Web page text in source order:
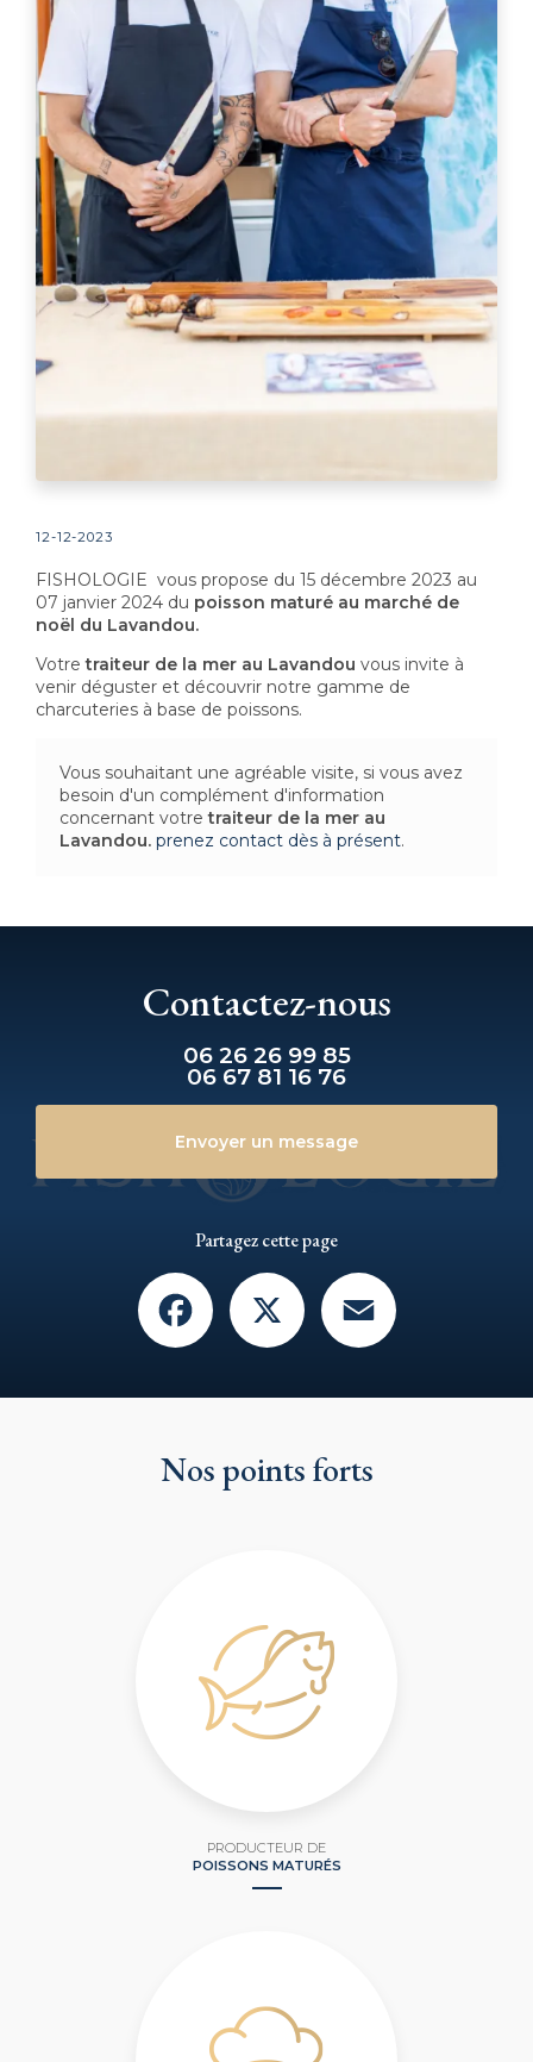
12-12-2023
FISHOLOGIE vous propose du 15 décembre 2023 au
07 janvier 2024 du poisson maturé au marché de
noël du Lavandou.
Votretraiteur de la mer au Lavandou vous invite à
venir déguster et découvrir notre gamme de
charcuteries à base de poissons.
Vous souhaitant une agréable visite, si vous avez
besoin d'un complément d'information
concernant votretraiteur de la mer au
Lavandou. prenez contact dès à présent.
Contactez-nous
06 26 26 99 85
06 67 81 16 76
Envoyer un message
Partagez cette page
Facebook
Nos points forts
PRODUCTEUR DE
POISSONS MATURÉS